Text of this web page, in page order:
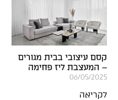
קסם עיצובי בבית מגורים
– המעצבת ליז פחימה
06/05/2025
לקריאה